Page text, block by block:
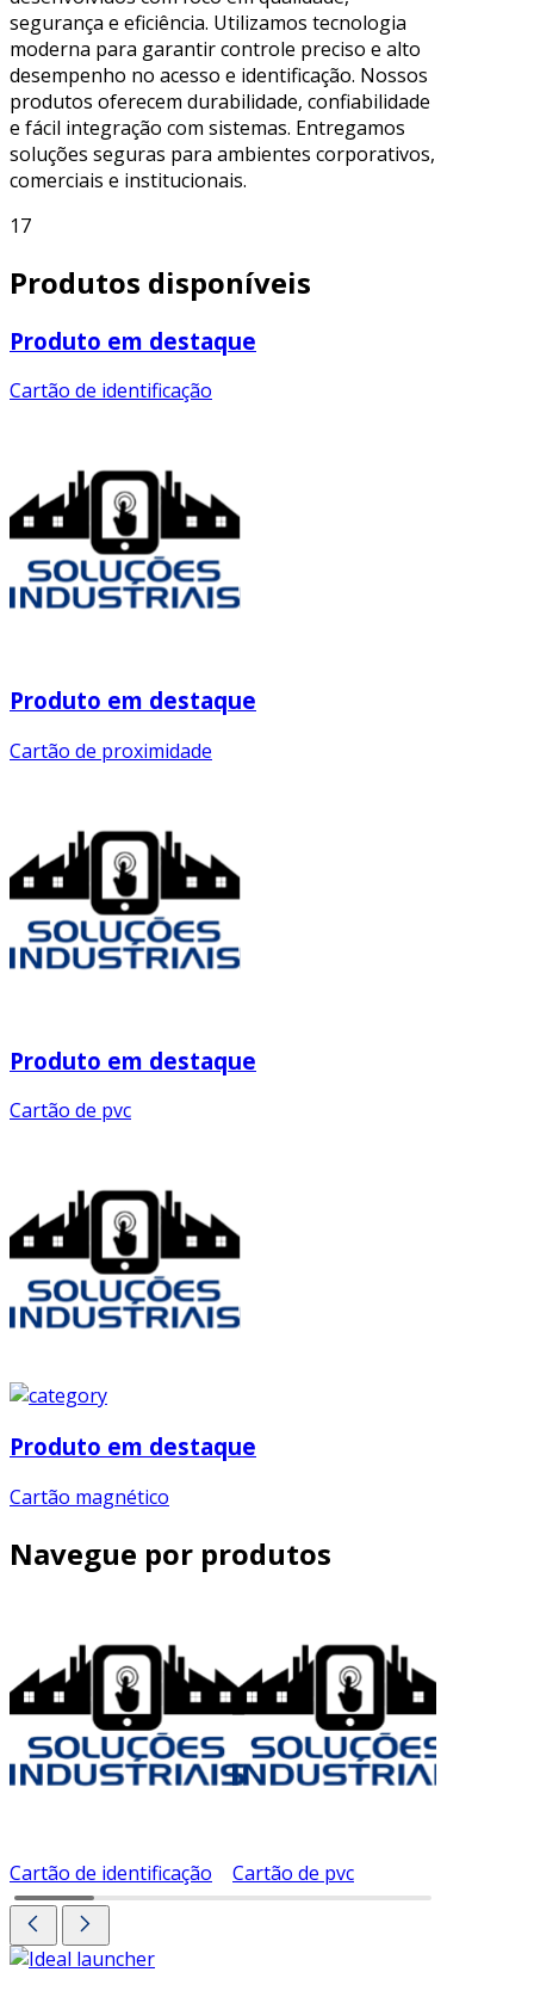
segurança e eficiência. Utilizamos tecnologia
moderna para garantir controle preciso e alto
desempenho no acesso e identificação. Nossos
produtos oferecem durabilidade, confiabilidade
e fácil integração com sistemas. Entregamos
soluções seguras para ambientes corporativos,
comerciais e institucionais.
17
Produtos disponíveis
Produto em destaque
Cartão de identificação
Produto em destaque
Cartão de proximidade
Produto em destaque
Cartão de pvc
Produto em destaque
Cartão magnético
Navegue por produtos
Cartão de identificação Cartão de pvc